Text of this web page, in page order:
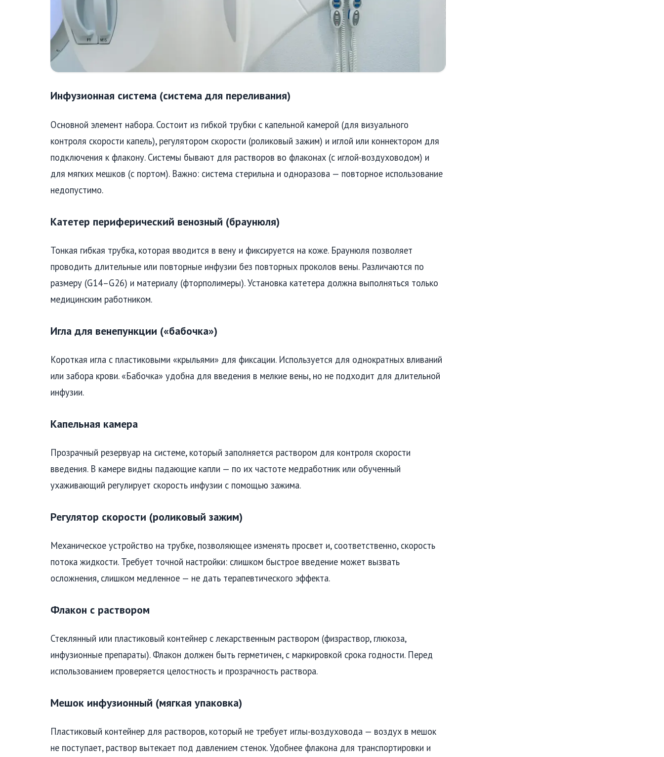
Инфузионная система (система для переливания)
Основной элемент набора. Состоит из гибкой трубки с капельной камерой (для визуального
контроля скорости капель), регулятором скорости (роликовый зажим) и иглой или коннектором для
подключения к флакону. Системы бывают для растворов во флаконах (с иглой-воздуховодом) и
для мягких мешков (с портом). Важно: система стерильна и одноразова — повторное использование
недопустимо.
Катетер периферический венозный (браунюля)
Тонкая гибкая трубка, которая вводится в вену и фиксируется на коже. Браунюля позволяет
проводить длительные или повторные инфузии без повторных проколов вены. Различаются по
размеру (G14–G26) и материалу (фторполимеры). Установка катетера должна выполняться только
медицинским работником.
Игла для венепункции («бабочка»)
Короткая игла с пластиковыми «крыльями» для фиксации. Используется для однократных вливаний
или забора крови. «Бабочка» удобна для введения в мелкие вены, но не подходит для длительной
инфузии.
Капельная камера
Прозрачный резервуар на системе, который заполняется раствором для контроля скорости
введения. В камере видны падающие капли — по их частоте медработник или обученный
ухаживающий регулирует скорость инфузии с помощью зажима.
Регулятор скорости (роликовый зажим)
Механическое устройство на трубке, позволяющее изменять просвет и, соответственно, скорость
потока жидкости. Требует точной настройки: слишком быстрое введение может вызвать
осложнения, слишком медленное — не дать терапевтического эффекта.
Флакон с раствором
Стеклянный или пластиковый контейнер с лекарственным раствором (физраствор, глюкоза,
инфузионные препараты). Флакон должен быть герметичен, с маркировкой срока годности. Перед
использованием проверяется целостность и прозрачность раствора.
Мешок инфузионный (мягкая упаковка)
Пластиковый контейнер для растворов, который не требует иглы-воздуховода — воздух в мешок
не поступает, раствор вытекает под давлением стенок. Удобнее флакона для транспортировки и